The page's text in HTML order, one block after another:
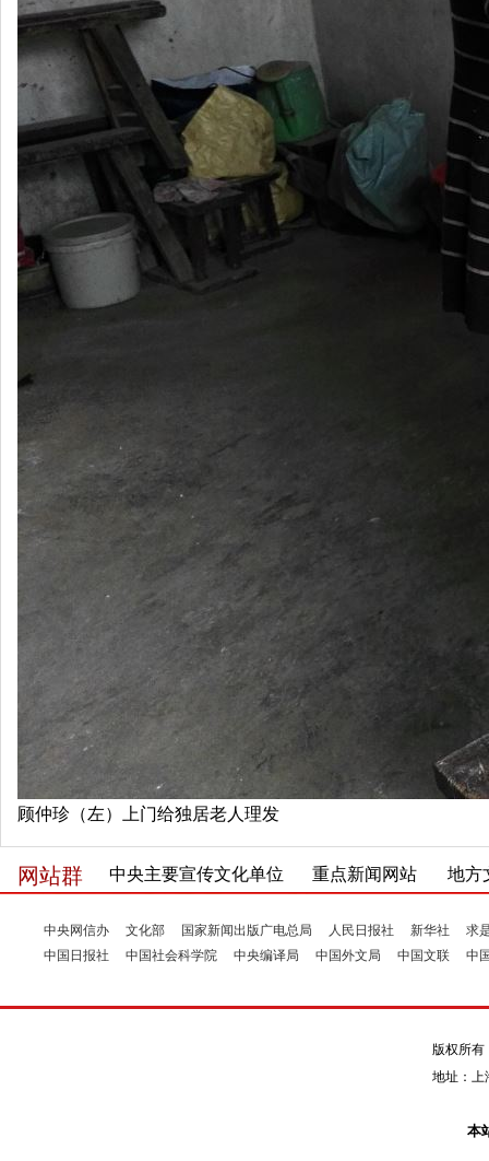
顾仲珍（左）上门给独居老人理发
网站群 中央主要宣传文化单位 重点新闻网站 地方
中央网信办 文化部 国家新闻出版广电总局 人民日报社 新华社
求
中国日报社
中国社会科学院 中央编译局 中国外文局 中国文联 中
版权所有
地址：上
本